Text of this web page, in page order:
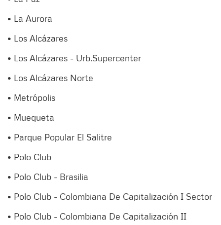
• La Aurora
• Los Alcázares
• Los Alcázares - Urb.Supercenter
• Los Alcázares Norte
• Metrópolis
• Muequeta
• Parque Popular El Salitre
• Polo Club
• Polo Club - Brasilia
• Polo Club - Colombiana De Capitalización I Sector
• Polo Club - Colombiana De Capitalización II